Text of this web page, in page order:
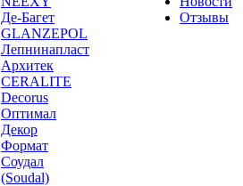
Де-Багет
GLANZEPOL
Лепнинапласт
Архитек
CERALITE
Decorus
Оптимал
Декор
Формат
Соудал
(Soudal)
Отзывы